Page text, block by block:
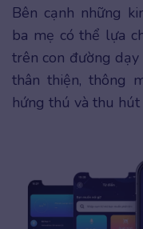
Bên cạnh những
ba mẹ có thể lựa
trên con đường
thân thiện, thông
hứng thú và thu